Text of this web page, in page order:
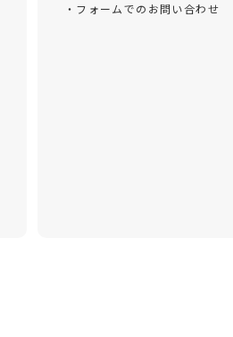
・フォームでのお問い合わせ